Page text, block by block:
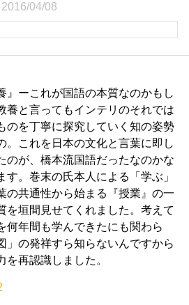
2016/04/08
』ーこれが国語の本質なのかもし
養と言ってもインテリのそれでは
のを丁寧に探究していく知の姿勢
。これを日本の文化と言葉に即し
のが、橋本流国語だったなのかな
す。巻末の氏本人による「学ぶ」
の共通性から始まる『授業』の一
を垣間見せてくれました。考えて
何年間も学んできたにも関わら
」の発祥すら知らないんですから
を再認識しました。